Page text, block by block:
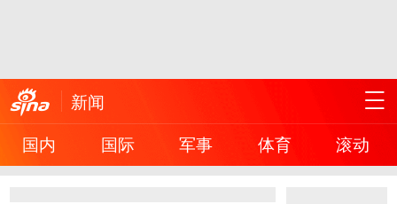
新闻
国内
国际 军事 体育 滚动